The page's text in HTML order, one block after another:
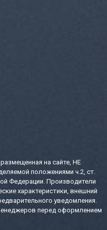
на сайте, НЕ
положениями ч.2, ст.
Федерации. Производители
характеристики, внешний
уведомления.
перед оформлением